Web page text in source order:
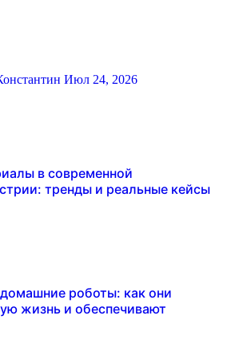
Июл 24, 2026
в современной
тренды и реальные кейсы
роботы: как они
жизнь и обеспечивают